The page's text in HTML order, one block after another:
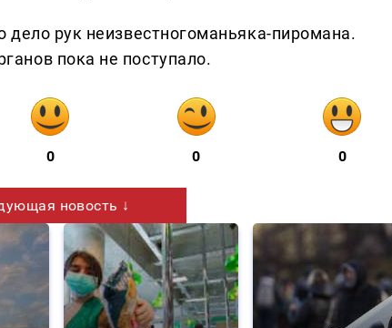
рук неизвестногоманьяка-пиромана.
пока не поступало.
0 0 0
новость ↓